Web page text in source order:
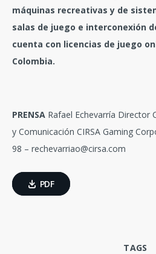
máquinas recreativas y de
salas de juego e interconexión
cuenta con licencias de juego
Colombia.
PRENSA Rafael Echevarría Director
y Comunicación CIRSA Gaming
98 – rechevarriao@cirsa.com
PDF
TAGS